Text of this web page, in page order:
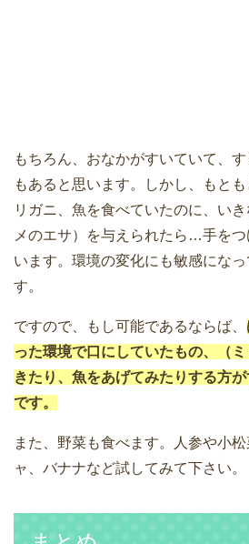
もちろん、おなかがすいていて、
もあると思います。しかし、もと
リガニ、魚を食べていたのに、い
メのエサ）を与えられたら…手を
います。環境の変化にも敏感にな
す。
ですので、もし可能であるならば、
った環境で口にしていたもの、（
きたり、魚をあげてみたりする方
です。
また、野菜も食べます。人参や小
ャ、バナナなど試してみて下さい。